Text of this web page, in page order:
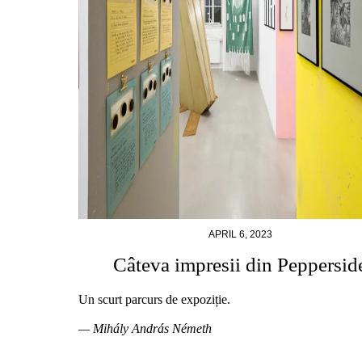
APRIL 6, 2023
Câteva impresii din
Un scurt parcurs de expoziție.
— Mihály András Németh